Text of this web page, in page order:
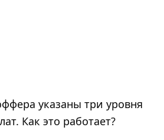
указаны три уровня
Как это работает?